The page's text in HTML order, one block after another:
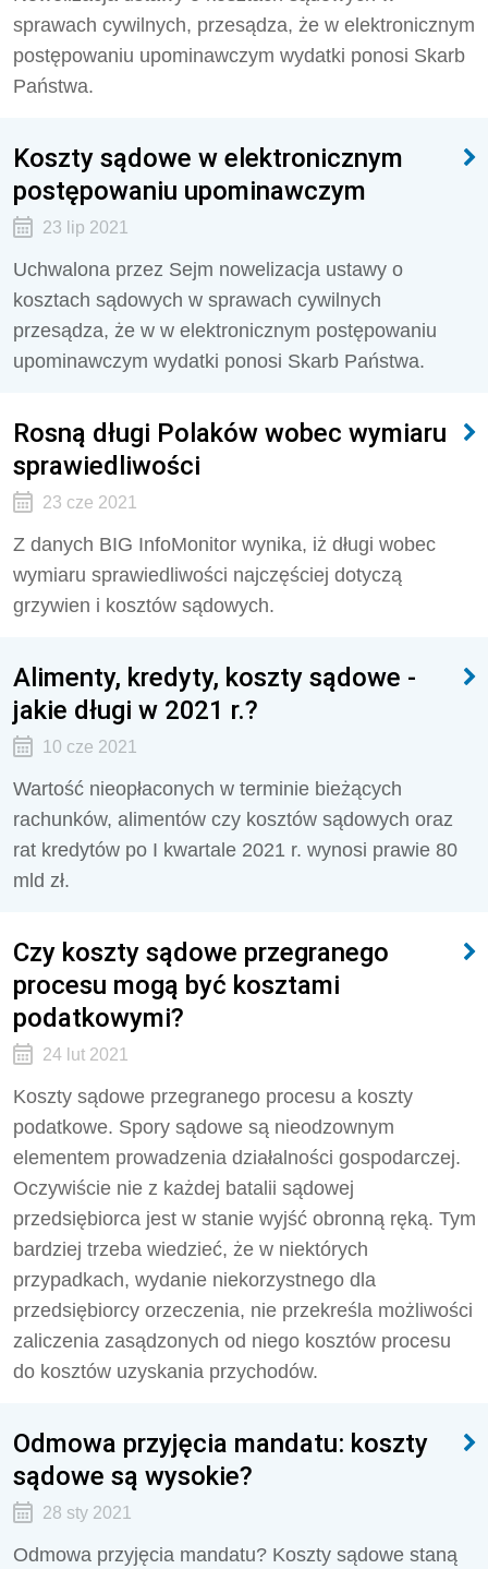
sprawach cywilnych, przesądza, że w elektronicznym
postępowaniu upominawczym wydatki ponosi Skarb
Państwa.
Koszty sądowe w elektronicznym
postępowaniu upominawczym
23 lip 2021
Uchwalona przez Sejm nowelizacja ustawy o
kosztach sądowych w sprawach cywilnych
przesądza, że w w elektronicznym postępowaniu
upominawczym wydatki ponosi Skarb Państwa.
Rosną długi Polaków wobec wymiaru
sprawiedliwości
23 cze 2021
Z danych BIG InfoMonitor wynika, iż długi wobec
wymiaru sprawiedliwości najczęściej dotyczą
grzywien i kosztów sądowych.
Alimenty, kredyty, koszty sądowe -
jakie długi w 2021 r.?
10 cze 2021
Wartość nieopłaconych w terminie bieżących
rachunków, alimentów czy kosztów sądowych oraz
rat kredytów po I kwartale 2021 r. wynosi prawie 80
mld zł.
Czy koszty sądowe przegranego
procesu mogą być kosztami
podatkowymi?
24 lut 2021
Koszty sądowe przegranego procesu a koszty
podatkowe. Spory sądowe są nieodzownym
elementem prowadzenia działalności gospodarczej.
Oczywiście nie z każdej batalii sądowej
przedsiębiorca jest w stanie wyjść obronną ręką. Tym
bardziej trzeba wiedzieć, że w niektórych
przypadkach, wydanie niekorzystnego dla
przedsiębiorcy orzeczenia, nie przekreśla możliwości
zaliczenia zasądzonych od niego kosztów procesu
do kosztów uzyskania przychodów.
Odmowa przyjęcia mandatu: koszty
sądowe są wysokie?
28 sty 2021
Odmowa przyjęcia mandatu? Koszty sądowe staną